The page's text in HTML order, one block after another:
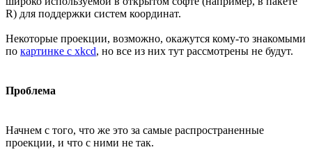
R) для поддержки систем координат.
Некоторые проекции, возможно, окажутся кому-то знакомыми
по картинке с xkcd, но все из них тут рассмотрены не будут.
Проблема
Начнем с того, что же это за самые распространенные
проекции, и что с ними не так.